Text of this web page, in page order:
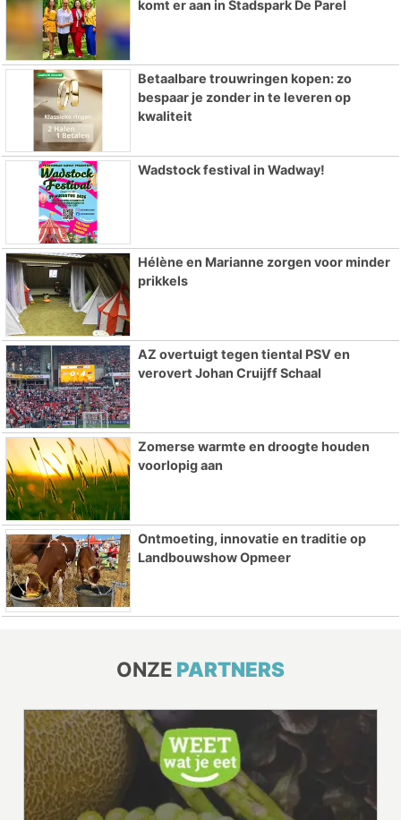
komt er aan in Stadspark De Parel
Betaalbare trouwringen kopen: zo
bespaar je zonder in te leveren op
kwaliteit
Wadstock festival in Wadway!
Hélène en Marianne zorgen voor minder
prikkels
AZ overtuigt tegen tiental PSV en
verovert Johan Cruijff Schaal
Zomerse warmte en droogte houden
voorlopig aan
Ontmoeting, innovatie en traditie op
Landbouwshow Opmeer
ONZE PARTNERS